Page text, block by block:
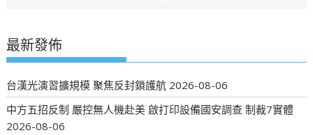
最新發佈
台漢光演習擴規模 聚焦反封鎖護航 2026-08-06
中方五招反制 嚴控無人機赴美 啟打印設備國安調查 制裁7實體
2026-08-06